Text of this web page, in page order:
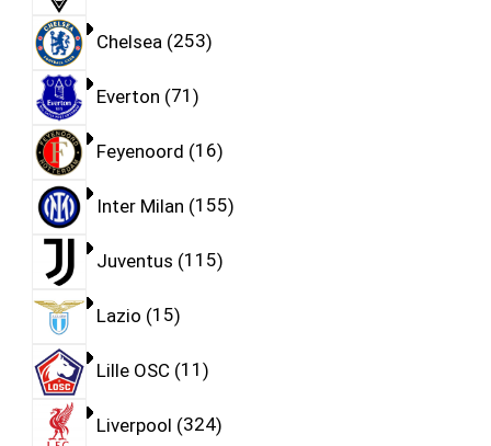
Chelsea 253
Everton 71
Feyenoord 16
Inter Milan 155
Juventus 115
Lazio 15
Lille OSC 11
Liverpool 324